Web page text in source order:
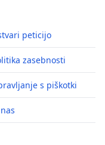
peticijo
zasebnosti
s piškotki